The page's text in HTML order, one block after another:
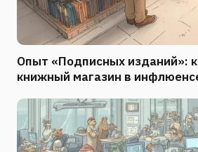
Опыт «Подписных изданий»:
книжный магазин в